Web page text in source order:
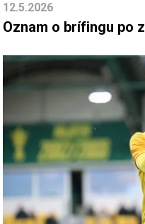
12.5.2026
Oznam o brífingu po